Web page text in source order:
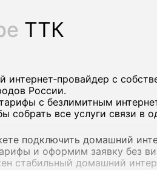
ТТК
интернет‑провайдер с
России.
с безлимитным
собрать все услуги связи в
подключить домашний
и оформим заявку без
стабильный домашний